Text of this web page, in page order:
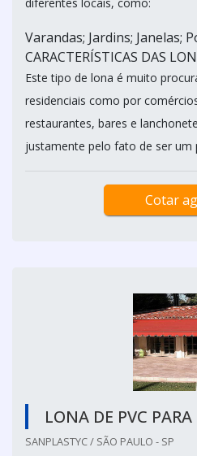
Varandas; Jardins; Janelas;
CARACTERÍSTICAS DAS
Este tipo de lona é muito
residenciais como por
restaurantes, bares e
justamente pelo fato de ser um
Cotar
LONA DE PVC
SANPLASTYC / SÃO PAULO - SP